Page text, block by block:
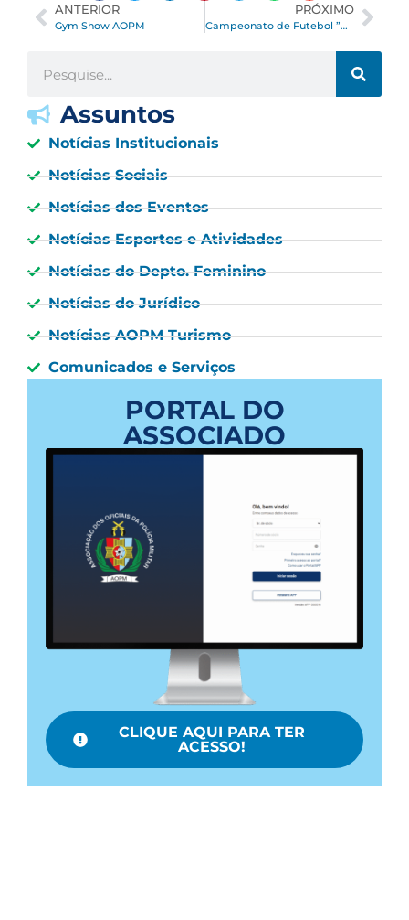
ANTERIOR
Gym Show AOPM
PRÓXIMO
Campeonato de Futebol ”Copa do Mundo AOPM 2022”
Assuntos
Notícias Institucionais
Notícias Sociais
Notícias dos Eventos
Notícias Esportes e Atividades
Notícias do Depto. Feminino
Notícias do Jurídico
Notícias AOPM Turismo
Comunicados e Serviços
PORTAL DO
ASSOCIADO
CLIQUE AQUI PARA TER
ACESSO!